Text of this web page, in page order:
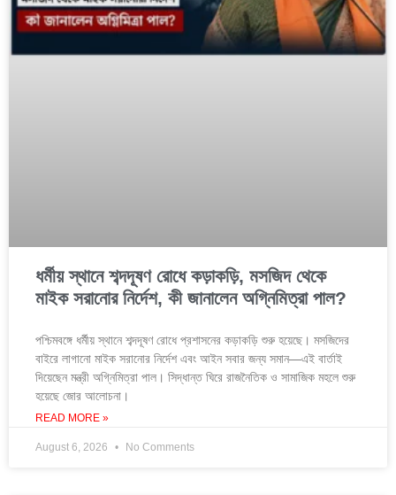
ধর্মীয় স্থানে শব্দদূষণ রোধে কড়াকড়ি, মসজিদ থেকে
মাইক সরানোর নির্দেশ, কী জানালেন অগ্নিমিত্রা পাল?
পশ্চিমবঙ্গে ধর্মীয় স্থানে শব্দদূষণ রোধে প্রশাসনের কড়াকড়ি শুরু হয়েছে। মসজিদের
বাইরে লাগানো মাইক সরানোর নির্দেশ এবং আইন সবার জন্য সমান—এই বার্তাই
দিয়েছেন মন্ত্রী অগ্নিমিত্রা পাল। সিদ্ধান্ত ঘিরে রাজনৈতিক ও সামাজিক মহলে শুরু
হয়েছে জোর আলোচনা।
READ MORE »
August 6, 2026 No Comments